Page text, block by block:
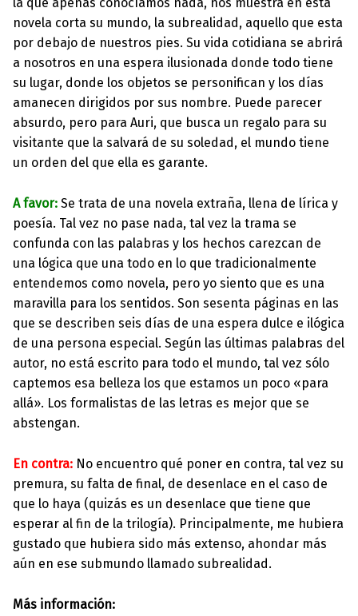
novela corta su mundo, la subrealidad, aquello que esta
por debajo de nuestros pies. Su vida cotidiana se abrirá
a nosotros en una espera ilusionada donde todo tiene
su lugar, donde los objetos se personifican y los días
amanecen dirigidos por sus nombre. Puede parecer
absurdo, pero para Auri, que busca un regalo para su
visitante que la salvará de su soledad, el mundo tiene
un orden del que ella es garante.
A favor: Se trata de una novela extraña, llena de lírica y
poesía. Tal vez no pase nada, tal vez la trama se
confunda con las palabras y los hechos carezcan de
una lógica que una todo en lo que tradicionalmente
entendemos como novela, pero yo siento que es una
maravilla para los sentidos. Son sesenta páginas en las
que se describen seis días de una espera dulce e ilógica
de una persona especial. Según las últimas palabras del
autor, no está escrito para todo el mundo, tal vez sólo
captemos esa belleza los que estamos un poco «para
allá». Los formalistas de las letras es mejor que se
abstengan.
En contra: No encuentro qué poner en contra, tal vez su
premura, su falta de final, de desenlace en el caso de
que lo haya (quizás es un desenlace que tiene que
esperar al fin de la trilogía). Principalmente, me hubiera
gustado que hubiera sido más extenso, ahondar más
aún en ese submundo llamado subrealidad.
Más información: